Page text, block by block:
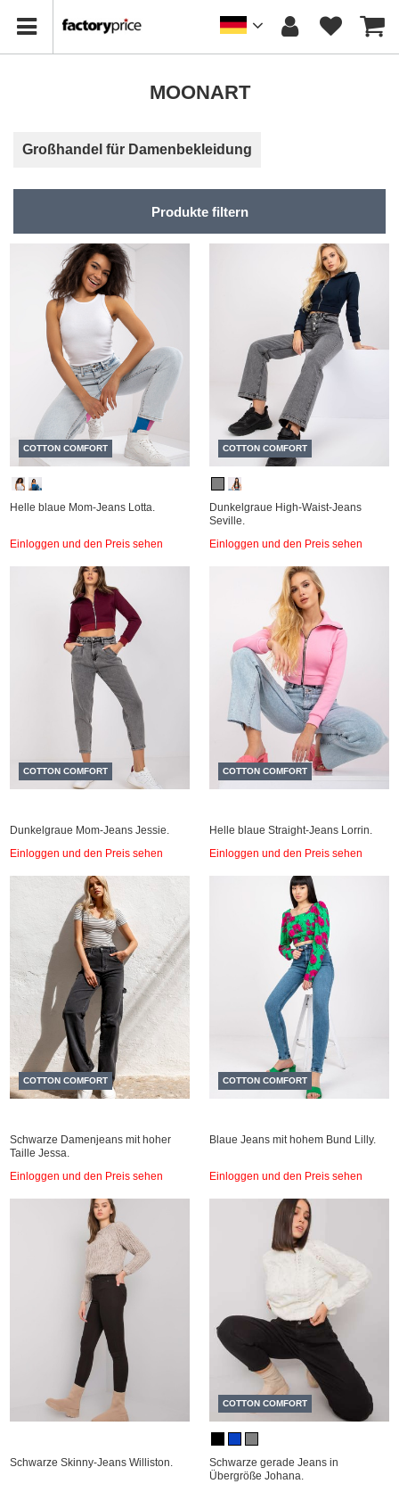
MOONART
Großhandel für Damenbekleidung
Produkte filtern
COTTON COMFORT
Helle blaue Mom-Jeans Lotta.
Einloggen und den Preis sehen
COTTON COMFORT
Dunkelgraue High-Waist-Jeans
Seville.
Einloggen und den Preis sehen
COTTON COMFORT
Dunkelgraue Mom-Jeans Jessie.
Einloggen und den Preis sehen
COTTON COMFORT
Helle blaue Straight-Jeans Lorrin.
Einloggen und den Preis sehen
COTTON COMFORT
Schwarze Damenjeans mit hoher
Taille Jessa.
Einloggen und den Preis sehen
COTTON COMFORT
Blaue Jeans mit hohem Bund Lilly.
Einloggen und den Preis sehen
Schwarze Skinny-Jeans Williston.
COTTON COMFORT
Schwarze gerade Jeans in
Übergröße Johana.